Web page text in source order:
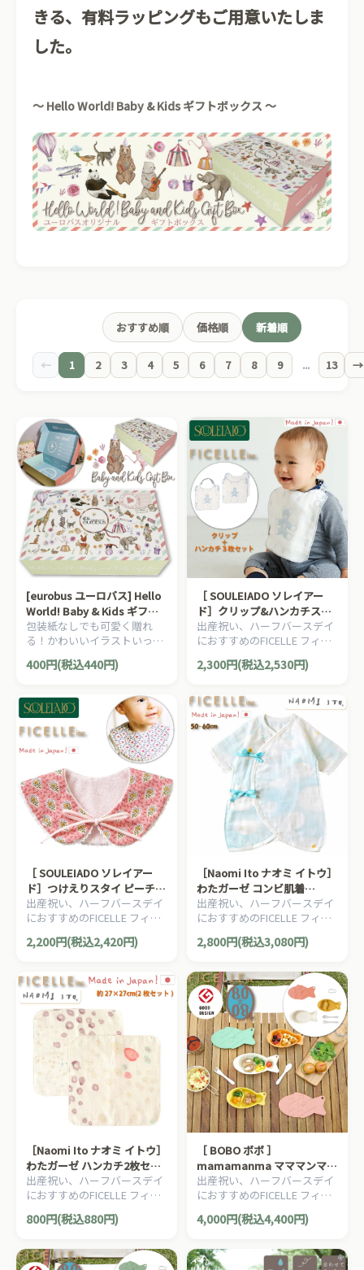
きる、有料ラッピングもご用意いたしま
した。
〜 Hello World! Baby & Kids ギフトボックス 〜
おすすめ順 価格順 新着順
← 1 2 3 4 5 6 7 8 9 ... 13 →
[eurobus ユーロバス] Hello
World! Baby & Kids ギフト
ボックス
包装紙なしでも可愛く贈れ
る！かわいいイラストいっぱ
り物用のオリジナルギフトボ
400円(税込440円)
［ SOULEIADO ソレイアー
ド］クリップ&ハンカチスタ
イ ブルーセット ふくふくガ
ーゼ 6重ガーゼ Ficelle フィ
セル 日本製 マルチクリップ
おしゃぶりホルダー
出産祝い、ハーフバースデイ
におすすめのFICELLE フィセ
のママ＆ベビー用品です。
2,300円(税込2,530円)
［ SOULEIADO ソレイアー
ド］つけえりスタイ ピーチ
Ficelle フィセル 撥水加工 よ
だれかけ ベビー服
出産祝い、ハーフバースデイ
におすすめのFICELLE フィセ
のママ＆ベビー用品です。
2,200円(税込2,420円)
［Naomi Ito ナオミ イトウ］
わたガーゼ コンビ肌着
UNRYU 50-60cm Ficelle フィ
セル ベビー服 日本製 コット
ン100%
出産祝い、ハーフバースデイ
におすすめのFICELLE フィセ
ママ＆ベビー用品です。
2,800円(税込3,080円)
［Naomi Ito ナオミ イトウ］
わたガーゼ ハンカチ2枚セッ
ト アメザイク Ficelle フィセ
ル 日本製 スタイ よだれかけ
ビブ
出産祝い、ハーフバースデイ
におすすめのFICELLE フィセ
ママ＆ベビー用品です。
800円(税込880円)
［ BOBO ボボ ］
mamamanma マママンマ
&go おさかなプレート 6点セ
ット テラコッタ 日本製
FICELLE アウトドア
出産祝い、ハーフバースデイ
におすすめのFICELLE フィセ
用品です。
4,000円(税込4,400円)